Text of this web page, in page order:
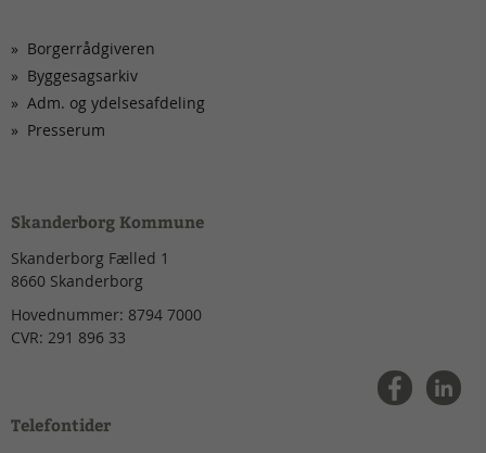
Borgerrådgiveren
Byggesagsarkiv
Adm. og ydelsesafdeling
Presserum
Skanderborg Kommune
Skanderborg Fælled 1
8660 Skanderborg
Hovednummer: 8794 7000
CVR: 291 896 33
Telefontider